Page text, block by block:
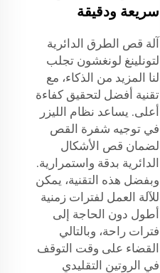
سريعة ودقيقة
آلة قص الطرق الدائرية
لتونلينغ لونغشون تجلب
لنا المزيد من الذكاء، مع
تقنية أفضل لتحقيق كفاءة
أعلى. يساعد نظام الليزر
في توجيه شفرة القص
لضمان قص الأشكال
الدائرية بدقة واستمرارية.
وبفضل هذه التقنية، يمكن
للآلة العمل لفترات زمنية
أطول دون الحاجة إلى
فترات راحة، وبالتالي
القضاء على وقت التوقف
في الروتين التقليدي